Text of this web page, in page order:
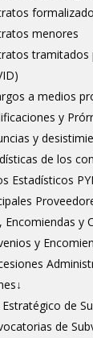
menores
tramitados
a medios
y
y
de los
Estadísticos
Encomiendas y
y
↓
Estratégico de
de